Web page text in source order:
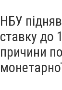
НБУ
ставку до
причини